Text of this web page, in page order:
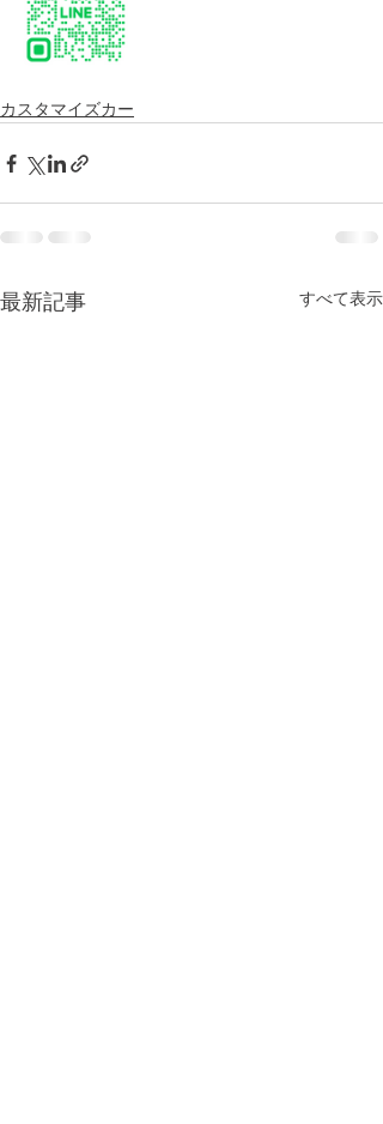
カスタマイズカー
最新記事 すべて表示